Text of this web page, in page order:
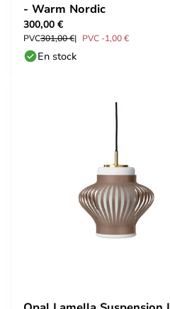
- Warm Nordic
300,00 €
PVC301,00 € PVC -1,00 €
En stock